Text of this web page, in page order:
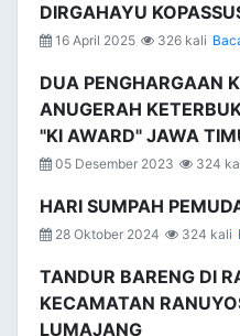
DIRGAHAYU
16 April 2025 326 kali
DUA PENGHARGAAN
ANUGERAH
"KI AWARD" JAWA
05 Desember 2023 324
HARI SUMPAH
28 Oktober 2024 324 kali
TANDUR BARENG DI
KECAMATAN
LUMAJANG